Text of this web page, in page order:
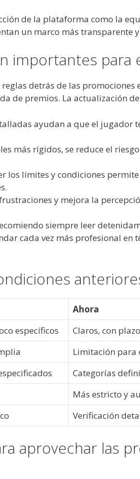
de la plataforma como la
un marco más transparente
importantes para
detrás de las promociones
de premios. La actualización
ayudan a que el jugador
más rígidos, se reduce el
los límites y condiciones
y mejora la
siempre leer
cada vez más profesional en
Ahora
específicos
Claros, con
Limitación para
Categorías
Más estricto y
Verificación
aprovechar las